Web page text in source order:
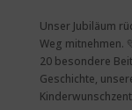
Unser Jubiläum
Weg mitnehmen.
20 besondere
Geschichte,